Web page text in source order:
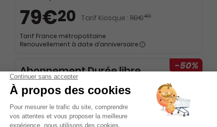
79€20 Tarif Kiosque : 110€40
Tarif France métropolitaine
Renouvellement à date d’anniversaire
-50%
Abonnement Durée libre
Papier
3€95 Tarif Kiosque :7€
Prix par n° pendant 6 mois, puis 6,90 € par n°